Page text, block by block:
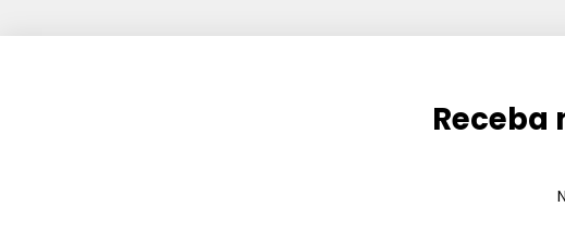
Receba